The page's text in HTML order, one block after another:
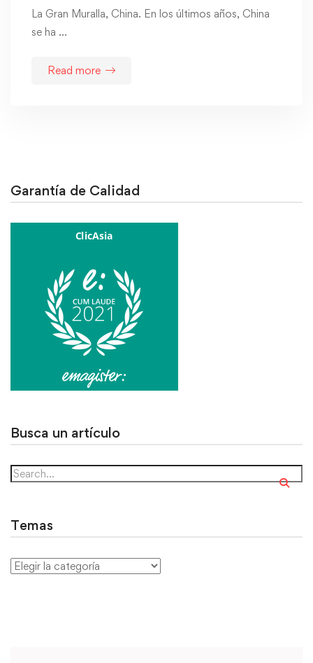
La Gran Muralla, China. En los últimos años, China
se ha …
Read more
Garantía de Calidad
Busca un artículo
Temas